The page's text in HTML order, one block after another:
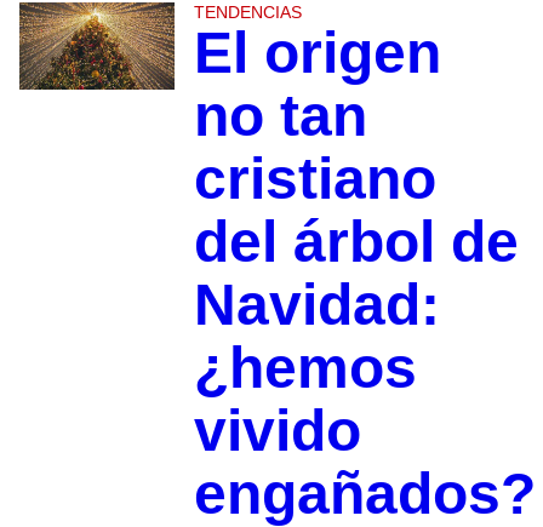
TENDENCIAS
El origen
no tan
cristiano
del árbol de
Navidad:
¿hemos
vivido
engañados?